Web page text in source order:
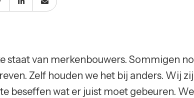
staat van merkenbouwers. Sommigen
Zelf houden we het bij anders. Wij
beseffen wat er juist moet gebeuren.